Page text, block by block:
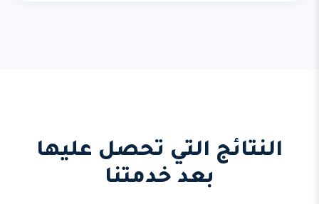
النتائج التي تحصل عليها
بعد خدمتنا